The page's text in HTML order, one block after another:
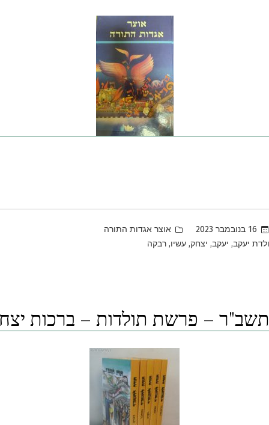
16 בנובמבר 2023
Posted
in
אוצר אגדות התורה
יעקב, יעקב, יצחק, עשיו, רבקה
– פרשת תולדות – ברכות